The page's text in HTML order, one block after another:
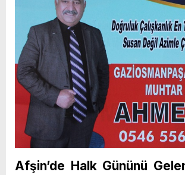
Afşin’de Halk Gününü